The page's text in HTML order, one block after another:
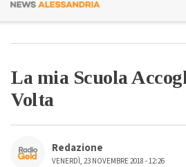
La mia Scuola
Volta
Redazione
VENERDÌ, 23 NOVEMBRE 2018 - 12:26